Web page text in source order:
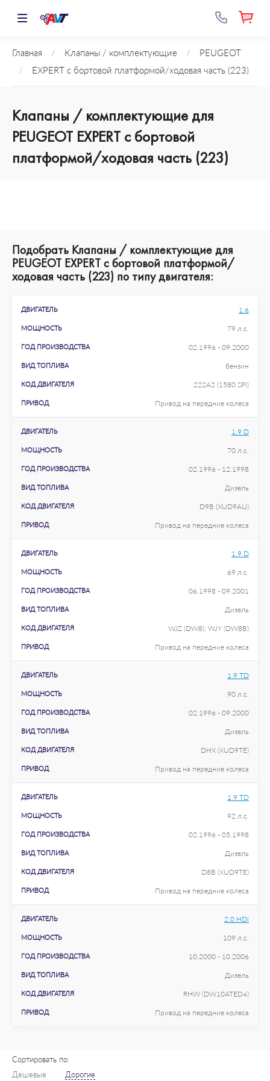
Главная / Клапаны / комплектующие /
PEUGEOT
/
EXPERT c бортовой платформой/ходовая часть (223)
Клапаны / комплектующие для
PEUGEOT EXPERT c бортовой
платформой/ходовая часть (223)
Подобрать Клапаны / комплектующие для
PEUGEOT EXPERT c бортовой платформой/
ходовая часть (223) по типу двигателя:
ДВИГАТЕЛЬ 1.6
МОЩНОСТЬ 79 л.с.
ГОД ПРОИЗВОДСТВА 02.1996 - 09.2000
ВИД ТОПЛИВА бензин
КОД ДВИГАТЕЛЯ 222A2 (1580 SPI)
ПРИВОД Привод на передние колеса
ДВИГАТЕЛЬ 1.9 D
МОЩНОСТЬ 70 л.с.
ГОД ПРОИЗВОДСТВА 02.1996 - 12.1998
ВИД ТОПЛИВА Дизель
КОД ДВИГАТЕЛЯ D9B (XUD9AU)
ПРИВОД Привод на передние колеса
ДВИГАТЕЛЬ 1.9 D
МОЩНОСТЬ 69 л.с.
ГОД ПРОИЗВОДСТВА 06.1998 - 09.2001
ВИД ТОПЛИВА Дизель
КОД ДВИГАТЕЛЯ WJZ (DW8); WJY (DW8B)
ПРИВОД Привод на передние колеса
ДВИГАТЕЛЬ 1.9 TD
МОЩНОСТЬ 90 л.с.
ГОД ПРОИЗВОДСТВА 02.1996 - 09.2000
ВИД ТОПЛИВА Дизель
КОД ДВИГАТЕЛЯ DHX (XUD9TE)
ПРИВОД Привод на передние колеса
ДВИГАТЕЛЬ 1.9 TD
МОЩНОСТЬ 92 л.с.
ГОД ПРОИЗВОДСТВА 02.1996 - 05.1998
ВИД ТОПЛИВА Дизель
КОД ДВИГАТЕЛЯ D8B (XUD9TE)
ПРИВОД Привод на передние колеса
ДВИГАТЕЛЬ 2.0 HDi
МОЩНОСТЬ 109 л.с.
ГОД ПРОИЗВОДСТВА 10.2000 - 10.2006
ВИД ТОПЛИВА Дизель
КОД ДВИГАТЕЛЯ RHW (DW10ATED4)
ПРИВОД Привод на передние колеса
Сортировать по:
Дешевые
Дорогие